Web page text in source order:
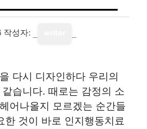
작성자:
다시 디자인하다 우리의
습니다. 때로는 감정의 소
어나올지 모르겠는 순간들
한 것이 바로 인지행동치료